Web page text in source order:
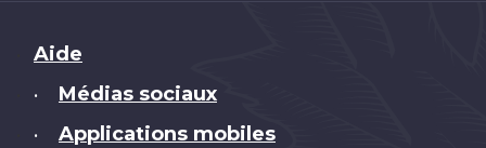
Brand
Aide
• Médias sociaux
• Applications mobiles